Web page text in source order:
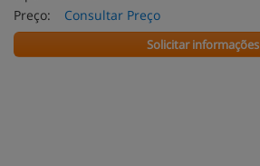
Preço:
Consultar Preço
Solicitar informações